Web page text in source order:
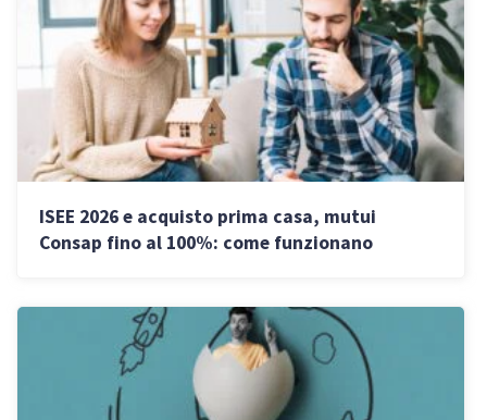
ISEE 2026 e acquisto prima casa, mutui
Consap fino al 100%: come funzionano